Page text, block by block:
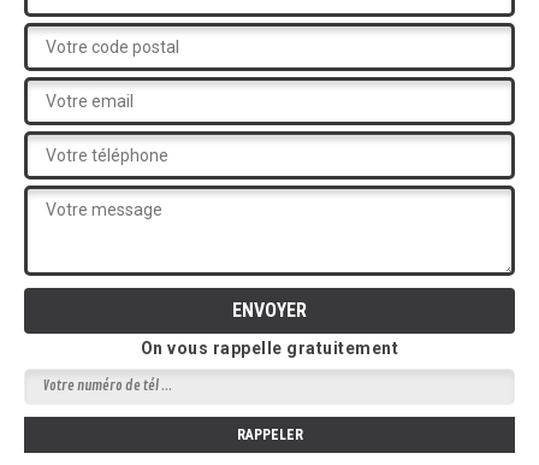
On vous rappelle gratuitement